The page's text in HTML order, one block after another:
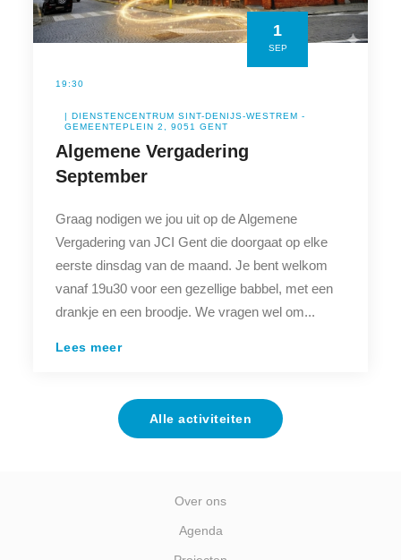
1
SEP
19:30
| DIENSTENCENTRUM SINT-DENIJS-WESTREM -
GEMEENTEPLEIN 2, 9051 GENT
Algemene Vergadering
September
Graag nodigen we jou uit op de Algemene
Vergadering van JCI Gent die doorgaat op elke
eerste dinsdag van de maand. Je bent welkom
vanaf 19u30 voor een gezellige babbel, met een
drankje en een broodje. We vragen wel om...
Lees meer
Alle activiteiten
Over ons
Agenda